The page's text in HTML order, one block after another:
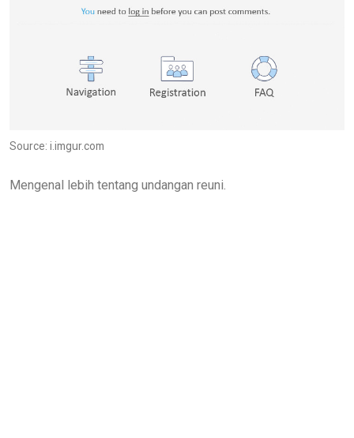
Source: i.imgur.com
Mengenal lebih tentang undangan reuni.